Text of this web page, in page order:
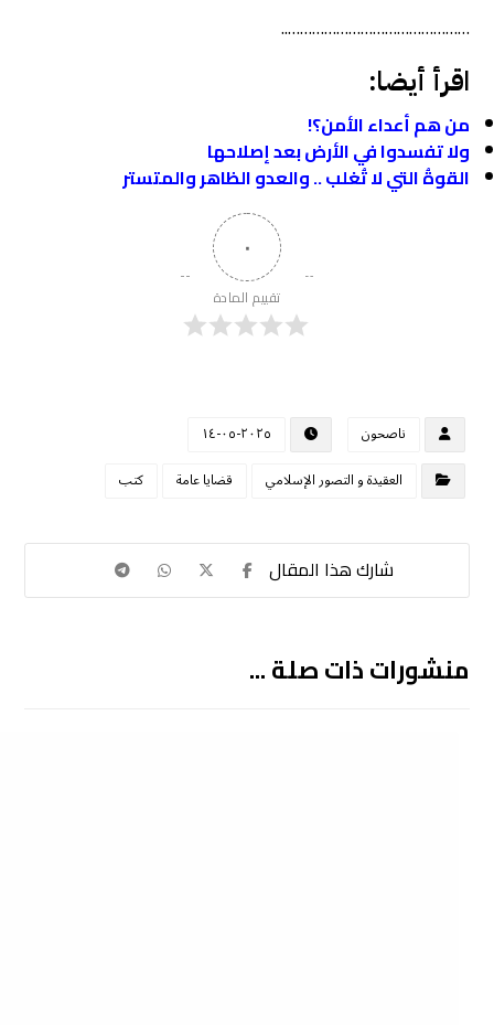
………………………………………..
اقرأ أيضا:
من هم أعداء الأمن؟!
ولا تفسدوا في الأرض بعد إصلاحها
القوةُ التي لا تُغلب .. والعدو الظاهر والمتستر
٠
تقييم المادة
ناصحون
٢٠٢٥-٠٥-١٤
العقيدة و التصور الإسلامي
قضايا عامة كتب
منشورات ذات صلة ...